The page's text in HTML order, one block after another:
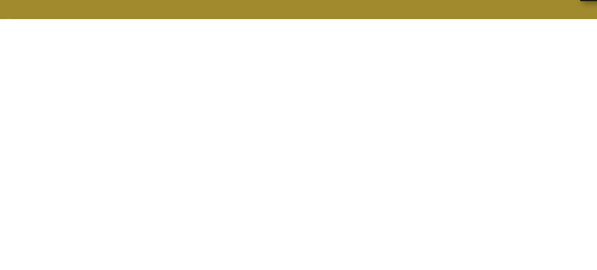
+421 326598331